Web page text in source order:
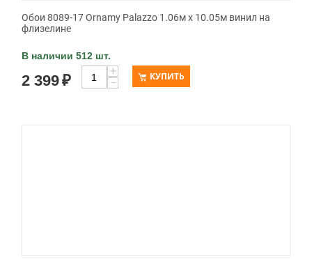
Обои 8089-17 Ornamy Palazzo 1.06м x 10.05м винил на
флизелине
В наличии 512 шт.
2 399₽
+
−
КУПИТЬ